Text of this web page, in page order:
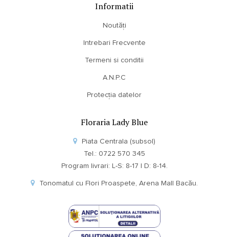
Informatii
Noutăți
Intrebari Frecvente
Termeni si conditii
A.N.P.C
Protecția datelor
Floraria Lady Blue
Piata Centrala (subsol)
Tel.: 0722 570 345
Program livrari: L-S: 8-17 | D: 8-14.
Tonomatul cu Flori Proaspete, Arena Mall Bacău.